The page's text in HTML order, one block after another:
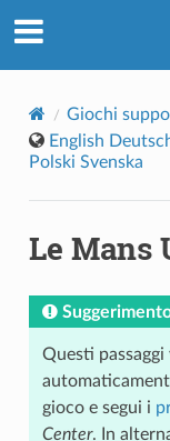
Giochi
English
Polski Svenska
Le Mans
Questi
gioco e segui i
Center. In